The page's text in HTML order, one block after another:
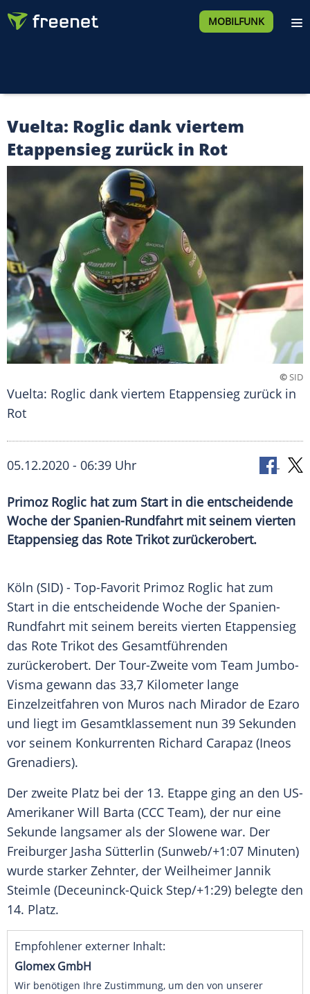
MOBILFUNK
Vuelta: Roglic dank viertem
Etappensieg zurück in Rot
©SID
Vuelta: Roglic dank viertem Etappensieg zurück in
Rot
05.12.2020 - 06:39 Uhr
Primoz Roglic hat zum Start in die entscheidende
Woche der Spanien-Rundfahrt mit seinem vierten
Etappensieg das Rote Trikot zurückerobert.
Köln (SID) - Top-Favorit Primoz Roglic hat zum
Start in die entscheidende Woche der Spanien-
Rundfahrt mit seinem bereits vierten Etappensieg
das Rote Trikot des Gesamtführenden
zurückerobert. Der Tour-Zweite vom Team Jumbo-
Visma gewann das 33,7 Kilometer lange
Einzelzeitfahren von Muros nach Mirador de Ezaro
und liegt im Gesamtklassement nun 39 Sekunden
vor seinem Konkurrenten Richard Carapaz (Ineos
Grenadiers).
Der zweite Platz bei der 13. Etappe ging an den US-
Amerikaner Will Barta (CCC Team), der nur eine
Sekunde langsamer als der Slowene war. Der
Freiburger Jasha Sütterlin (Sunweb/+1:07 Minuten)
wurde starker Zehnter, der Weilheimer Jannik
Steimle (Deceuninck-Quick Step/+1:29) belegte den
14. Platz.
Empfohlener externer Inhalt:
Glomex GmbH
Wir benötigen Ihre Zustimmung, um den von unserer